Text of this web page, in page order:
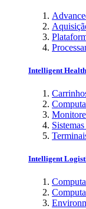
Intelligent
Intelligent